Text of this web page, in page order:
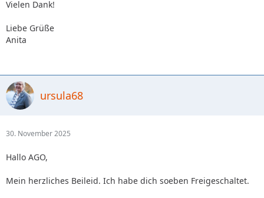
Vielen Dank!
Liebe Grüße
Anita
ursula68
30. November 2025
Hallo AGO,
Mein herzliches Beileid. Ich habe dich soeben Freigeschaltet.